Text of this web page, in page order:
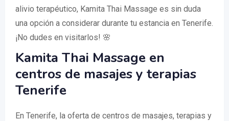
alivio terapéutico, Kamita Thai Massage es sin duda
una opción a considerar durante tu estancia en Tenerife.
¡No dudes en visitarlos! 🌸
Kamita Thai Massage en
centros de masajes y terapias
Tenerife
En Tenerife, la oferta de centros de masajes, terapias y